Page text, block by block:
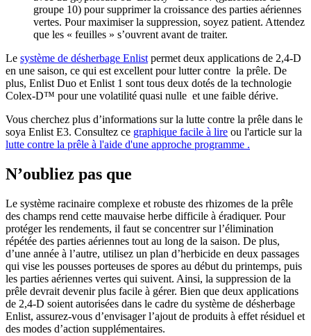
groupe 10) pour supprimer la croissance des parties aériennes
vertes. Pour maximiser la suppression, soyez patient. Attendez
que les « feuilles » s’ouvrent avant de traiter.
Le système de désherbage Enlistpermet deux applications de 2,4-D
en une saison, ce qui est excellent pour lutter contre la prêle. De
plus, Enlist Duo et Enlist 1 sont tous deux dotés de la technologie
Colex-D™ pour une volatilité quasi nulle et une faible dérive.
Vous cherchez plus d’informations sur la lutte contre la prêle dans le
soya Enlist E3. Consultez ce graphique facile à lire ou l'article sur la
lutte contre la prêle à l'aide d'une approche programme .
N’oubliez pas que
Le système racinaire complexe et robuste des rhizomes de la prêle
des champs rend cette mauvaise herbe difficile à éradiquer. Pour
protéger les rendements, il faut se concentrer sur l’élimination
répétée des parties aériennes tout au long de la saison. De plus,
d’une année à l’autre, utilisez un plan d’herbicide en deux passages
qui vise les pousses porteuses de spores au début du printemps, puis
les parties aériennes vertes qui suivent. Ainsi, la suppression de la
prêle devrait devenir plus facile à gérer. Bien que deux applications
de 2,4-D soient autorisées dans le cadre du système de désherbage
Enlist, assurez-vous d’envisager l’ajout de produits à effet résiduel et
des modes d’action supplémentaires.